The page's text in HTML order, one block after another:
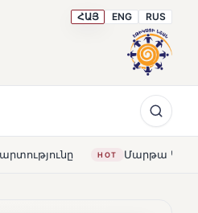
ՀԱՅ ENG RUS
HOT Մարթա Կոս. «Հայաստանն ու